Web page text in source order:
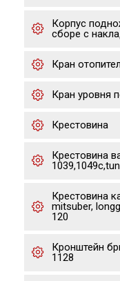
Корпус
сборе с
Кран
Кран уровня
Крестовина
Крестовина
Крестовина
mitsuber,
120
Кронштейн
1128